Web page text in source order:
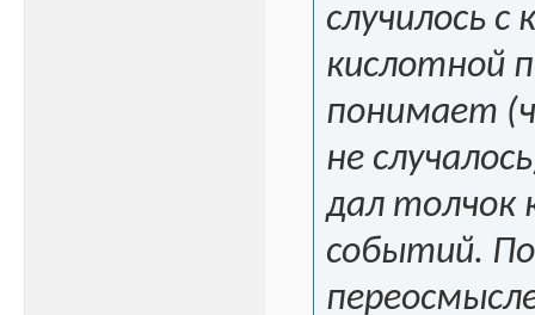
случилось с
кислотной
понимает
не
дал толчок
событий.